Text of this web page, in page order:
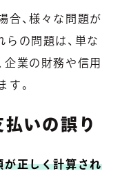
合、様々な問題が
の問題は、単な
企業の財務や信用
す。
いの誤り
が正しく計算され